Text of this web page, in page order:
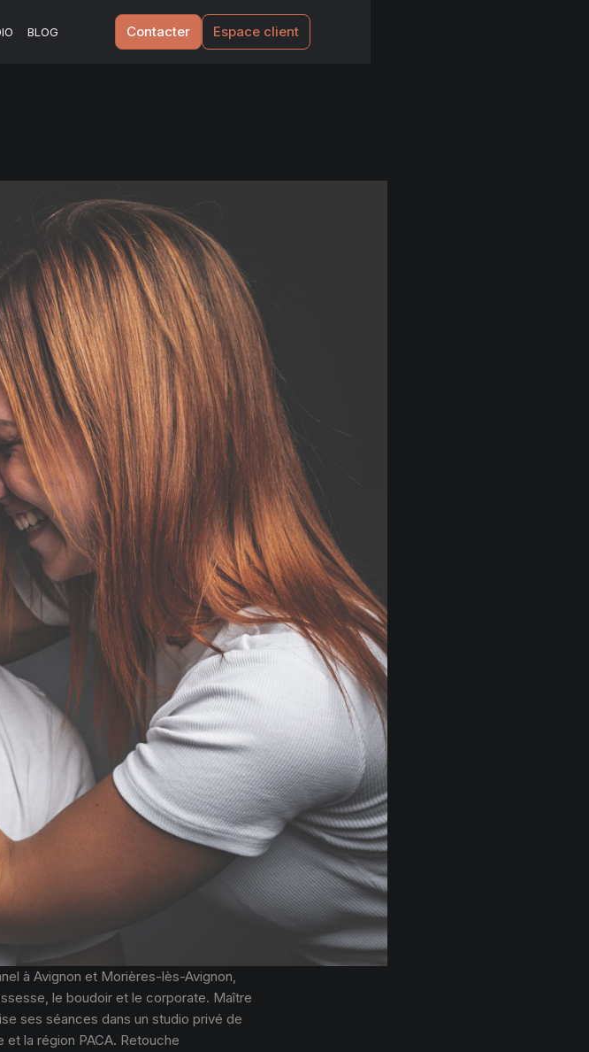
BLOG Contacter Espace client
à Avignon et Morières-lès-Avignon,
le boudoir et le corporate. Maître
ses séances dans un studio privé de
et la région PACA. Retouche